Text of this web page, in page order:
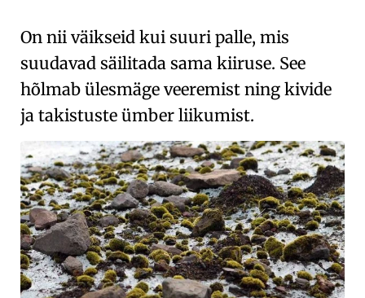
On nii väikseid kui suuri palle, mis
suudavad säilitada sama kiiruse. See
hõlmab ülesmäge veeremist ning kivide
ja takistuste ümber liikumist.